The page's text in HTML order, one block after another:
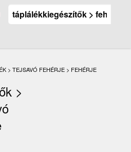
> TEJSAVÓ FEHÉRJE > FEHÉRJE
>